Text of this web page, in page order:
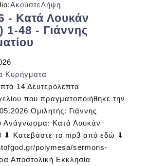
ΑκούστεΛήψη
- Κατά Λουκάν
1-48 - Γιάννης
Κυρήγματα
14 Δευτερόλεπτα
που πραγματοποιήθηκε την
Ομιλητής: Γιάννης
Ανάγνωσμα: Κατά Λουκάν
⬇ Κατεβάστε το mp3 από εδώ ⬇
polymesa/sermons-
Αποστολική Εκκλησία